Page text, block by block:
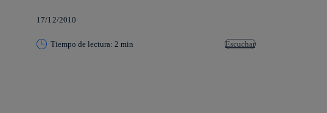
17/12/2010
Tiempo de lectura: 2 min Escuchar